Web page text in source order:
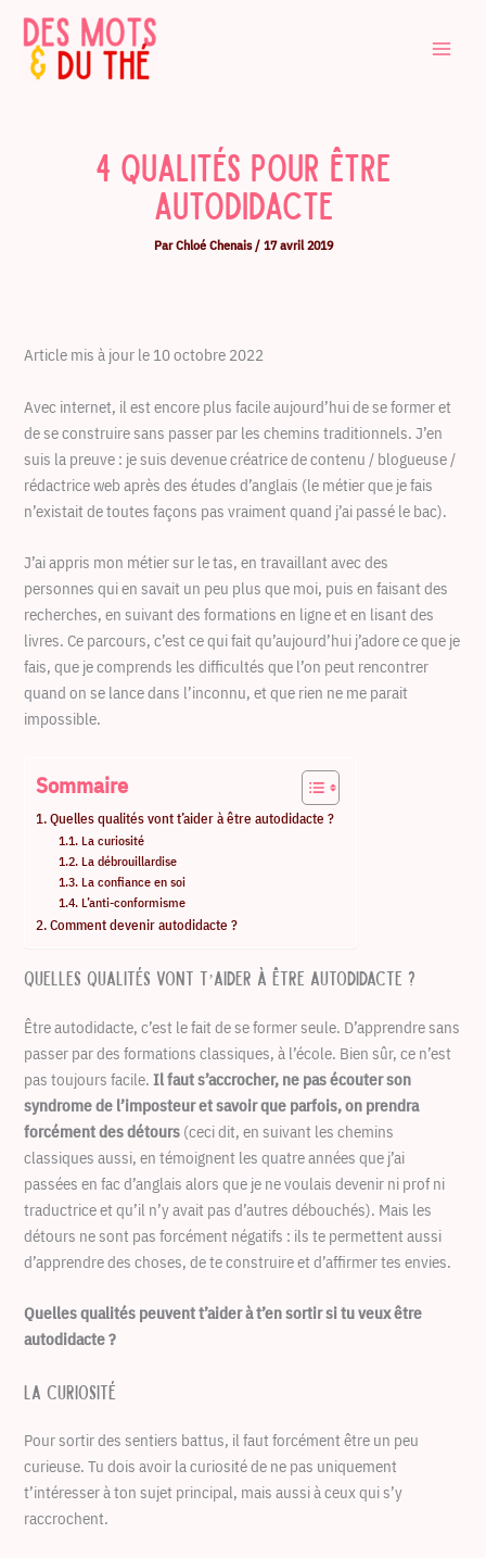
contenu
4 qualités pour être
autodidacte
ParChloé Chenais/ 17 avril 2019
Article mis à jour le 10 octobre 2022
Avec internet, il est encore plus facile aujourd’hui de se former et
de se construire sans passer par les chemins traditionnels. J’en
suis la preuve : je suis devenue créatrice de contenu / blogueuse /
rédactrice web après des études d’anglais (le métier que je fais
n’existait de toutes façons pas vraiment quand j’ai passé le bac).
J’ai appris mon métier sur le tas, en travaillant avec des
personnes qui en savait un peu plus que moi, puis en faisant des
recherches, en suivant des formations en ligne et en lisant des
livres. Ce parcours, c’est ce qui fait qu’aujourd’hui j’adore ce que je
fais, que je comprends les difficultés que l’on peut rencontrer
quand on se lance dans l’inconnu, et que rien ne me parait
impossible.
Sommaire
Quelles qualités vont t’aider à être autodidacte ?
La curiosité
La débrouillardise
La confiance en soi
L’anti-conformisme
Comment devenir autodidacte ?
Quelles qualités vont t’aider à être autodidacte ?
Être autodidacte, c’est le fait de se former seule. D’apprendre sans
passer par des formations classiques, à l’école. Bien sûr, ce n’est
pas toujours facile.Il faut s’accrocher, ne pas écouter son
syndrome de l’imposteur et savoir que parfois, on prendra
forcément des détours (ceci dit, en suivant les chemins
classiques aussi, en témoignent les quatre années que j’ai
passées en fac d’anglais alors que je ne voulais devenir ni prof ni
traductrice et qu’il n’y avait pas d’autres débouchés). Mais les
détours ne sont pas forcément négatifs : ils te permettent aussi
d’apprendre des choses, de te construire et d’affirmer tes envies.
Quelles qualités peuvent t’aider à t’en sortir si tu veux être
autodidacte ?
La curiosité
Pour sortir des sentiers battus, il faut forcément être un peu
curieuse. Tu dois avoir la curiosité de ne pas uniquement
t’intéresser à ton sujet principal, mais aussi à ceux qui s’y
raccrochent.